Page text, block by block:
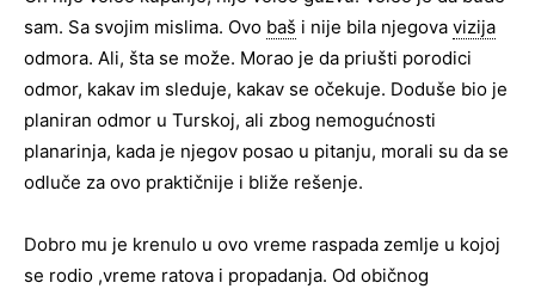
sam. Sa svojim mislima. Ovo baš i nije bila njegova vizija
odmora. Ali, šta se može. Morao je da priušti porodici
odmor, kakav im sleduje, kakav se očekuje. Doduše bio je
planiran odmor u Turskoj, ali zbog nemogućnosti
planarinja, kada je njegov posao u pitanju, morali su da se
odluče za ovo praktičnije i bliže rešenje.
Dobro mu je krenulo u ovo vreme raspada zemlje u kojoj
se rodio ,vreme ratova i propadanja. Od običnog